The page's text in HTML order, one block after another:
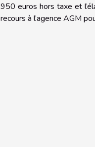
950 euros hors taxe et
recours à l’agence AGM